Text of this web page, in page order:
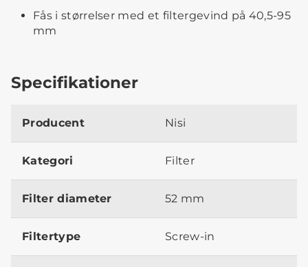
Fås i størrelser med et filtergevind på 40,5-95
mm
Specifikationer
Producent Nisi
Kategori Filter
Filter diameter 52 mm
Filtertype Screw-in